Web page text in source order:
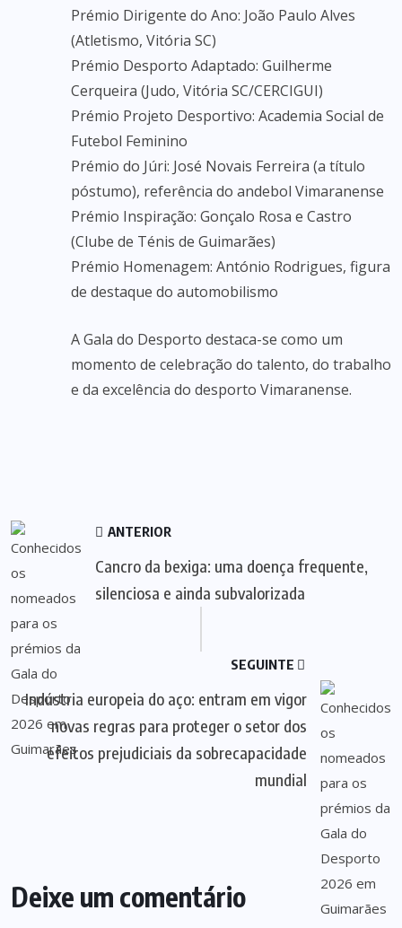
Prémio Dirigente do Ano: João Paulo Alves
(Atletismo, Vitória SC)
Prémio Desporto Adaptado: Guilherme
Cerqueira (Judo, Vitória SC/CERCIGUI)
Prémio Projeto Desportivo: Academia Social de
Futebol Feminino
Prémio do Júri: José Novais Ferreira (a título
póstumo), referência do andebol Vimaranense
Prémio Inspiração: Gonçalo Rosa e Castro
(Clube de Ténis de Guimarães)
Prémio Homenagem: António Rodrigues, figura
de destaque do automobilismo
A Gala do Desporto destaca-se como um
momento de celebração do talento, do trabalho
e da excelência do desporto Vimaranense.
ANTERIOR
Cancro da bexiga: uma doença frequente,
silenciosa e ainda subvalorizada
SEGUINTE
Indústria europeia do aço: entram em vigor
novas regras para proteger o setor dos
efeitos prejudiciais da sobrecapacidade
mundial
Deixe um comentário